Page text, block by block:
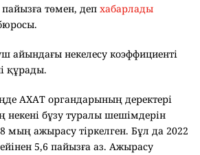
төмен, деп хабарлады
некелесу коэффициенті
құрады.
АХАТ органдарының деректері
некені бұзу туралы шешімдерін
мың ажырасу тіркелген. Бұл да 2022
5,6 пайызға аз. Ажырасу